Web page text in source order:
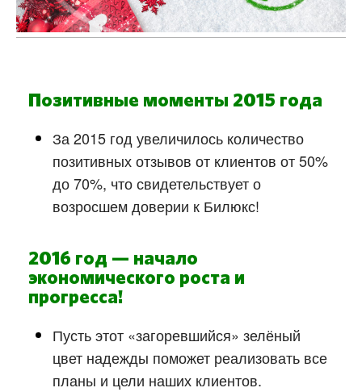
Позитивные моменты 2015 года
За 2015 год увеличилось количество
позитивных отзывов от клиентов от 50%
до 70%, что свидетельствует о
возросшем доверии к Билюкс!
2016 год — начало
экономического роста и
прогресса!
Пусть этот «загоревшийся» зелёный
цвет надежды поможет реализовать все
планы и цели наших клиентов.